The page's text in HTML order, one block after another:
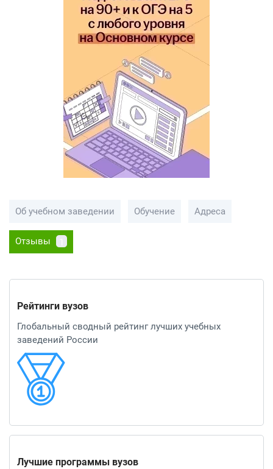
Об учебном заведении Обучение Адреса
Отзывы
Рейтинги вузов
Глобальный сводный рейтинг лучших учебных
заведений России
Лучшие программы вузов